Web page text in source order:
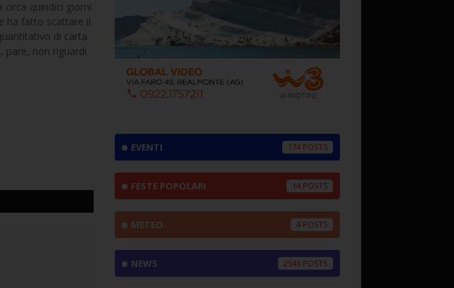
quindici giorni
ha fatto scattare il
di carta
pare, non riguardi
EVENTI 174
FESTE POPOLARI 14
METEO 4
NEWS 2546